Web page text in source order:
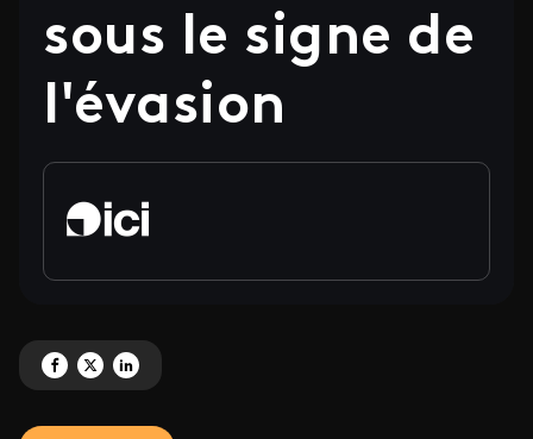
sous le signe de
l'évasion
Partagez 'Une fin d'année sous le signe de l'évasion' sur Facebook
Partagez 'Une fin d'année sous le signe de l'évasion' sur X
Partagez 'Une fin d'année sous le signe de l'évasion' sur LinkedIn